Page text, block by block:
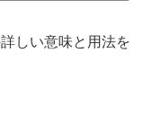
しい意味と用法を